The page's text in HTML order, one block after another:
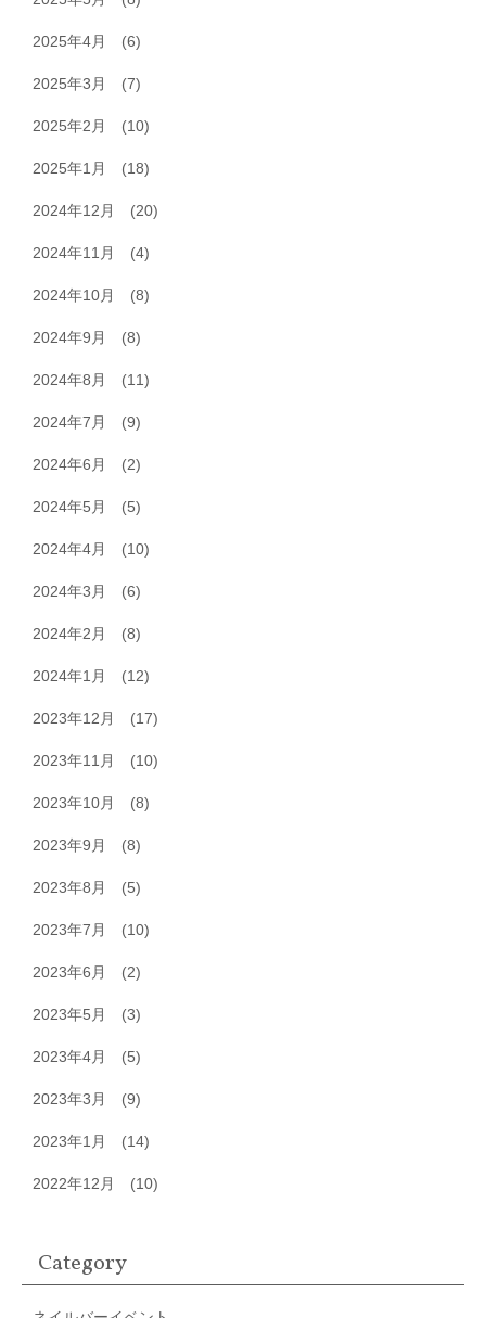
2025年4月 (6)
2025年3月 (7)
2025年2月 (10)
2025年1月 (18)
2024年12月 (20)
2024年11月 (4)
2024年10月 (8)
2024年9月 (8)
2024年8月 (11)
2024年7月 (9)
2024年6月 (2)
2024年5月 (5)
2024年4月 (10)
2024年3月 (6)
2024年2月 (8)
2024年1月 (12)
2023年12月 (17)
2023年11月 (10)
2023年10月 (8)
2023年9月 (8)
2023年8月 (5)
2023年7月 (10)
2023年6月 (2)
2023年5月 (3)
2023年4月 (5)
2023年3月 (9)
2023年1月 (14)
2022年12月 (10)
Category